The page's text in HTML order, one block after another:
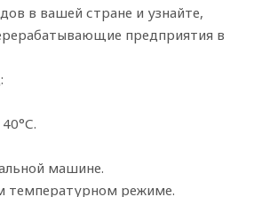
в вашей стране и узнайте,
предприятия в
машине.
температурном режиме.